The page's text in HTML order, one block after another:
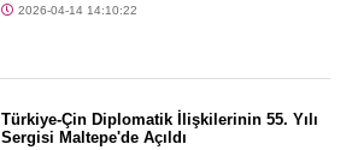
2026-04-14 14:10:22
Türkiye-Çin Diplomatik İlişkilerinin 55. Yılı
Sergisi Maltepe'de Açıldı